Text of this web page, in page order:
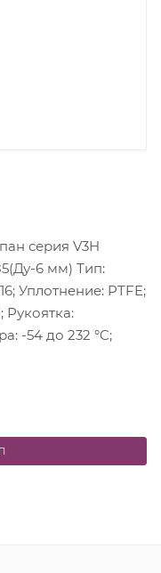
серия V3H
6 мм) Тип:
Уплотнение: PTFE;
-54 до 232 °C;